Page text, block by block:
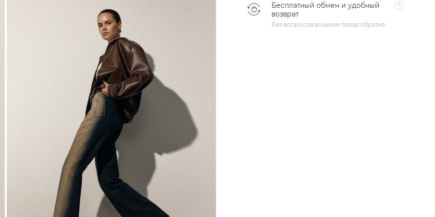
Бесплатный обмен и удобный
возврат
Без вопросов возьмем товар обратно